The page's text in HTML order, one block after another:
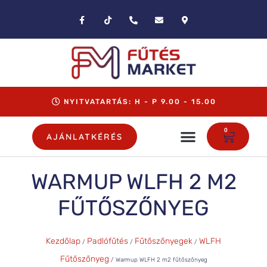
NYITVATARTÁS: H - P 9.00 - 15.00
AJÁNLATKÉRÉS
0
WARMUP WLFH 2 M2
FŰTŐSZŐNYEG
Kezdőlap / Padlófűtés / Fűtőszőnyegek / WLFH
Fűtőszőnyeg / Warmup WLFH 2 m2 fűtőszőnyeg